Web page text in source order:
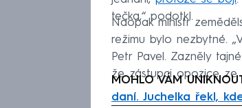
tečka,“ podotkl.
Naopak ministr
režimu bylo nezbytné.
Petr Pavel. Zazněly
že zástupci opozice ze
MOHLO VÁM
daní. Juchelka řekl,